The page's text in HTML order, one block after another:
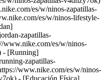
es/w/ninos-zapatillas-
es/w/ninos-lifestyle-
zapatillas-
www.nike.com/es/w/ninos-
- [Running]
zapatillas-
www.nike.com/es/w/ninos-
- [Educación Física]